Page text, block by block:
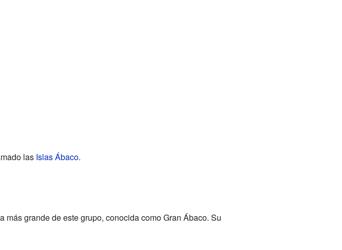
las Islas Ábaco.
grande de este grupo, conocida como Gran Ábaco. Su